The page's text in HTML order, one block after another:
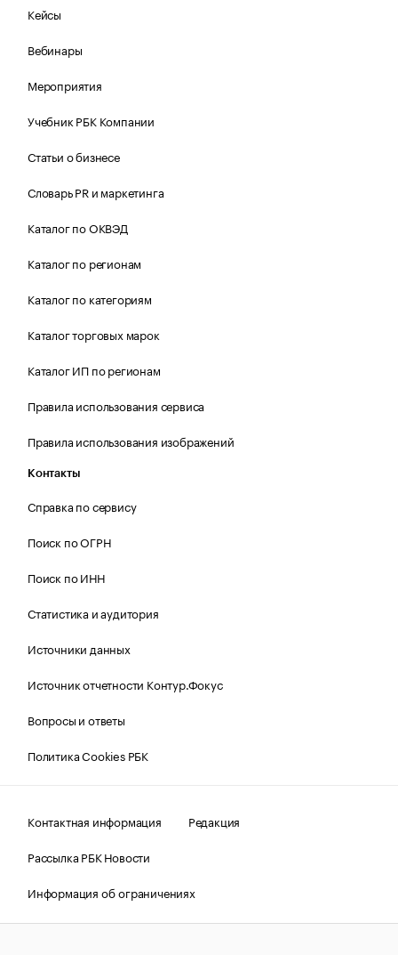
Кейсы
Вебинары
Мероприятия
Учебник РБК Компании
Статьи о бизнесе
Словарь PR и маркетинга
Каталог по ОКВЭД
Каталог по регионам
Каталог по категориям
Каталог торговых марок
Каталог ИП по регионам
Правила использования сервиса
Правила использования изображений
Контакты
Справка по сервису
Поиск по ОГРН
Поиск по ИНН
Статистика и аудитория
Источники данных
Источник отчетности Контур.Фокус
Вопросы и ответы
Политика Cookies РБК
Контактная информация
Редакция
Рассылка РБК Новости
Информация об ограничениях
Правовая информация
О соблюдении авторских прав